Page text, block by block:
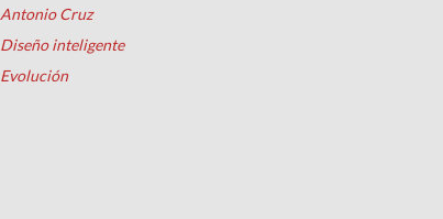
Antonio Cruz
Diseño inteligente
Evolución